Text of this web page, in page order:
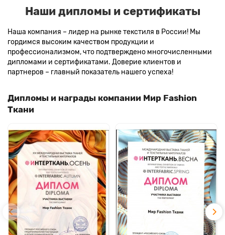
Наши дипломы и сертификаты
Наша компания – лидер на рынке текстиля в России! Мы
гордимся высоким качеством продукции и
профессионализмом, что подтверждено многочисленными
дипломами и сертификатами. Доверие клиентов и
партнеров – главный показатель нашего успеха!
Дипломы и награды компании Мир Fashion
Ткани